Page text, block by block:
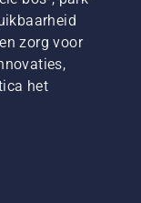
zorg voor
het